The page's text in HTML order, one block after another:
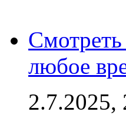
любое
2.7.2025,